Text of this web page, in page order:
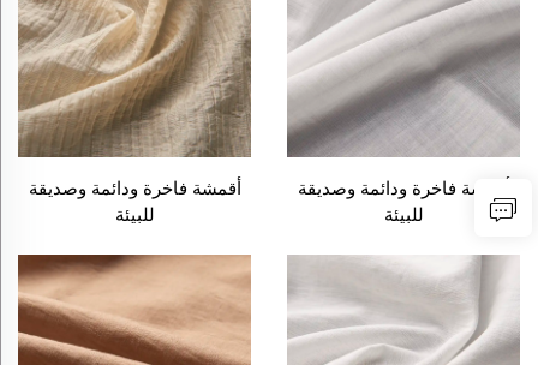
أقمشة فاخرة ودائمة وصديقة
للبيئة
أقمشة فاخرة ودائمة وصديقة
للبيئة